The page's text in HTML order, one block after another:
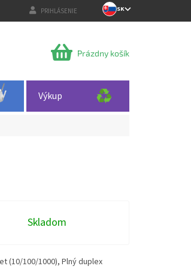
PRIHLÁSENIE SK
NÁKUPNÝ
Prázdny košík
Výkup
Skladom
(10/100/1000), Plný duplex